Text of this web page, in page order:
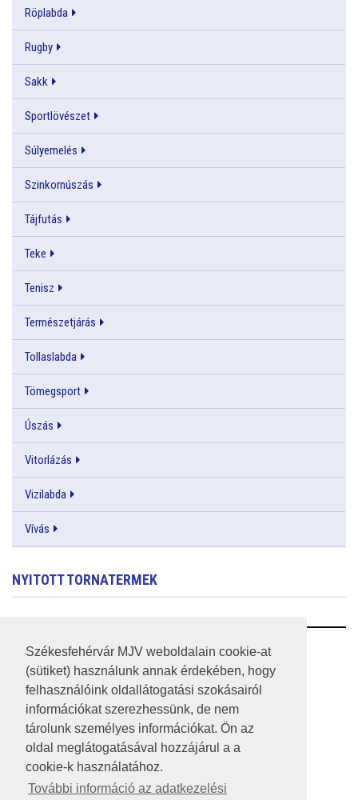
Székesfehérvár MJV weboldalain cookie-at
(sütiket) használunk annak érdekében, hogy
felhasználóink oldallátogatási szokásairól
információkat szerezhessünk, de nem
tárolunk személyes információkat. Ön az
oldal meglátogatásával hozzájárul a a
cookie-k használatához.
További információ az adatkezelési
Röplabda
Rugby
Sakk
Sportlövészet
Súlyemelés
Szinkornúszás
Tájfutás
Teke
Tenisz
Természetjárás
Tollaslabda
Tömegsport
Úszás
Vitorlázás
Vizilabda
Vívás
NYITOTT TORNATERMEK
RSS
A HONLAP 2017.03.31-I ÁLLAPOTA
JOGI NYILATKOZAT
IMPRESSZUM